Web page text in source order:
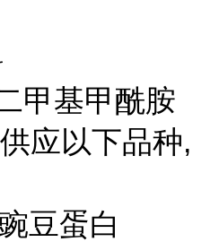
甲基甲酰胺
应以下品种,
豆蛋白